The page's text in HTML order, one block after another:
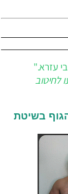
עזרא."
לחיטוב
בשיטת